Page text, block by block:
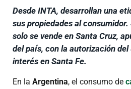
Desde INTA, desarrollan una
sus propiedades al
solo se vende en Santa Cruz,
del país, con la autorización del
interés en Santa Fe.
En la Argentina, el consumo de